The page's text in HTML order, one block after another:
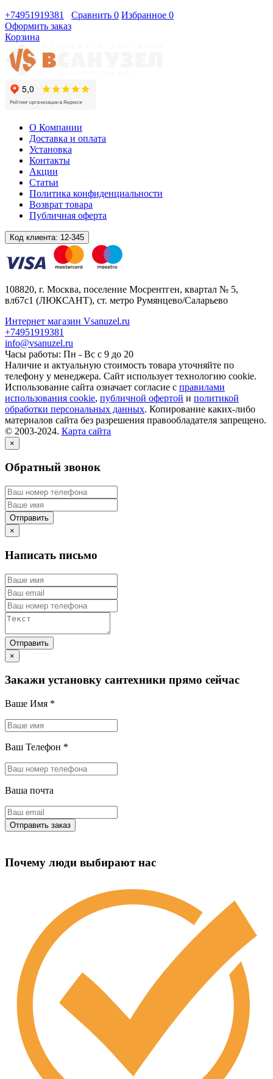
+74951919381
Сравнить 0 Избранное 0
Оформить заказ
Корзина
О Компании
Доставка и оплата
Установка
Контакты
Акции
Статьи
Политика конфиденциальности
Возврат товара
Публичная оферта
Код клиента: 12-345
108820, г. Москва, поселение Мосрентген, квартал № 5,
вл67с1 (ЛЮКСАНТ), ст. метро Румянцево/Саларьево
Интернет магазин Vsanuzel.ru
+74951919381
info@vsanuzel.ru
Часы работы: Пн - Вс с 9 до 20
Наличие и актуальную стоимость товара уточняйте по
телефону у менеджера. Сайт использует технологию cookie.
Использование сайта означает согласие с правилами
использования cookie, публичной офертой и политикой
обработки персональных данных. Копирование каких-либо
материалов сайта без разрешения правообладателя запрещено.
© 2003-2024. Карта сайта
×
Обратный звонок
×
Написать письмо
×
Закажи установку сантехники прямо сейчас
Ваше Имя *
Ваш Телефон *
Ваша почта
Почему люди выбирают нас